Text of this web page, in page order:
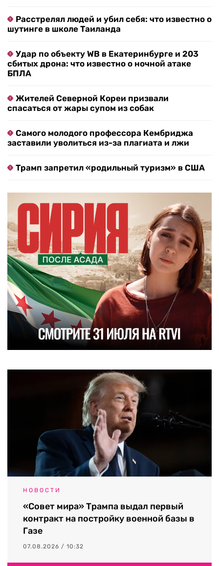
Расстрелял людей и убил себя: что известно о
шутинге в школе Таиланда
Удар по объекту WB в Екатеринбурге и 203
сбитых дрона: что известно о ночной атаке
БПЛА
Жителей Северной Кореи призвали
спасаться от жары супом из собак
Самого молодого профессора Кембриджа
заставили уволиться из-за плагиата и лжи
Трамп запретил «родильный туризм» в США
НОВОСТИ
«Совет мира» Трампа выдал первый
контракт на постройку военной базы в
Газе
07.08.2026 / 10:32